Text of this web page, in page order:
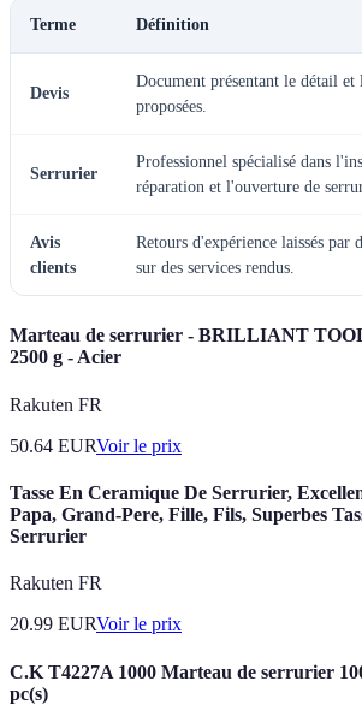
Terme Définition
Devis
Document présentant le détail et
proposées.
Serrurier
Professionnel spécialisé dans
réparation et l'ouverture de
Avis
clients
Retours d'expérience laissés par
sur des services rendus.
Marteau de serrurier - BRILLIANT
2500 g - Acier
Rakuten FR
50.64 EURVoir le prix
Tasse En Ceramique De Serrurier,
Papa, Grand-Pere, Fille, Fils, Superbes
Serrurier
Rakuten FR
20.99 EURVoir le prix
C.K T4227A 1000 Marteau de serrurier
pc(s)